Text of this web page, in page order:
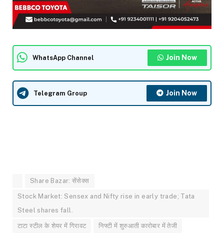
WhatsApp Channel Join Now
Telegram Group Join Now
Share Bazar: सेंसेक्स
Stock Market: Sensex and Nifty rise in early trade; Tata
Steel shares fall.
टाटा स्टील के शेयर में गिरावट निफ्टी में शुरुआती कारोबार में तेजी